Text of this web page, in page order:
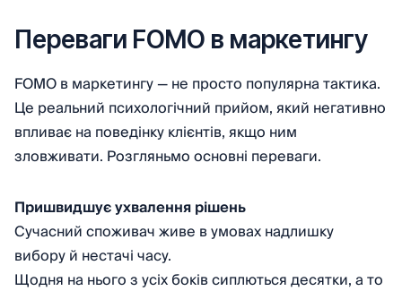
Переваги FOMO в маркетингу
FOMO в маркетингу — не просто популярна тактика.
Це реальний психологічний прийом, який негативно
впливає на поведінку клієнтів, якщо ним
зловживати. Розгляньмо основні переваги.
Пришвидшує ухвалення рішень
Сучасний споживач живе в умовах надлишку
вибору й нестачі часу.
Щодня на нього з усіх боків сиплються десятки, а то